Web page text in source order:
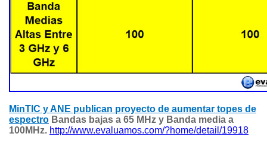
MinTIC y ANE publican proyecto de aumentar topes de
espectro Bandas bajas a 65 MHz y Banda media a
100MHz. http://www.evaluamos.com/?home/detail/19918